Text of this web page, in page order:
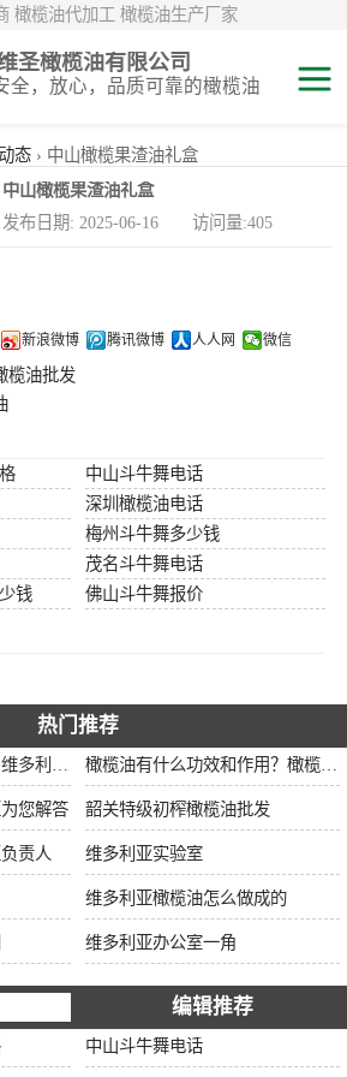
橄榄油代加工 橄榄油生产厂家
圣橄榄油有限公司
全，放心，品质可靠的橄榄油
态 › 中山橄榄果渣油礼盒
中山橄榄果渣油礼盒
布日期: 2025-06-16 访问量:405
新浪微博 腾讯微博 人人网 微信
榄油批发
中山斗牛舞电话
深圳橄榄油电话
梅州斗牛舞多少钱
茂名斗牛舞电话
钱
佛山斗牛舞报价
热门推荐
您解答 韶关特级初榨橄榄油批发
责人 维多利亚实验室
维多利亚橄榄油怎么做成的
维多利亚办公室一角
编辑推荐
中山斗牛舞电话